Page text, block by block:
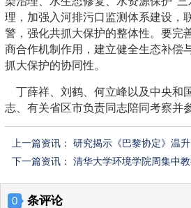
理，加强入河排污口监测体系建设，
警，强化共抓大保护的整体性。要完
商合作机制作用，建立健全生态补偿
抓大保护的协同性。
丁薛祥、刘鹤、何立峰以及中央和
志、有关省区市负责同志陪同考察并
上一篇资讯： 研究揭示《巴黎协定》温
下一篇资讯： 清华大学环境学院周集中
0 条评论